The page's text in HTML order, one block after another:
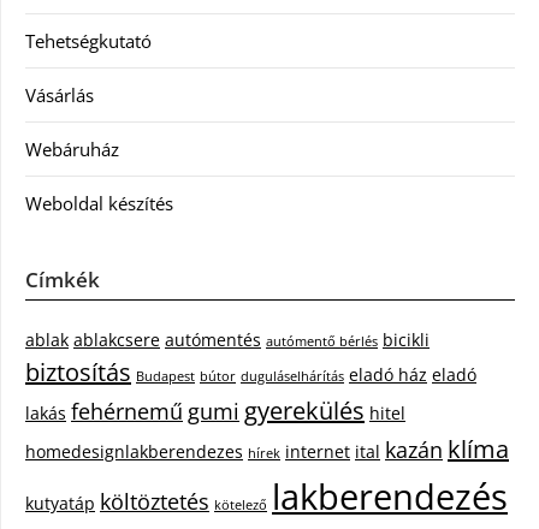
Tehetségkutató
Vásárlás
Webáruház
Weboldal készítés
Címkék
ablak ablakcsere autómentés autómentő bérlés bicikli
biztosítás Budapest bútor duguláselhárítás eladó ház eladó
lakás fehérnemű gumi gyerekülés hitel
homedesignlakberendezes hírek internet ital kazán klíma
kutyatáp költöztetés kötelező lakberendezés